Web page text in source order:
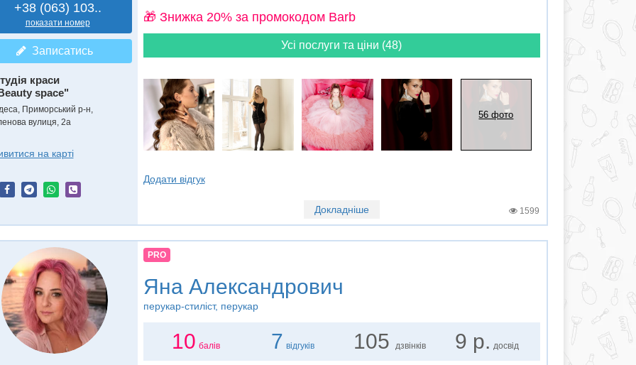
+38 (063) 103..
показати номер
Записатись
краси
space"
Приморський р-н,
вулиця, 2а
на карті
🎁 Знижка 20% за промокодом Barb
Усі послуги та ціни (48)
56 фото
Додати відгук
Докладніше 1599
PRO
Яна Александрович
перукар-стиліст, перукар
10 балів 7 відгуків 105 дзвінків 9 р. досвід